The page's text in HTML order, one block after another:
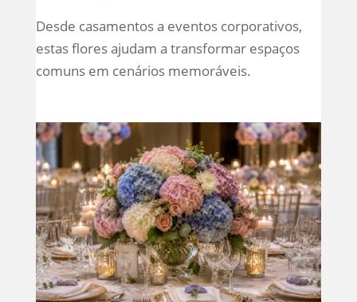
Desde casamentos a eventos corporativos,
estas flores ajudam a transformar espaços
comuns em cenários memoráveis.